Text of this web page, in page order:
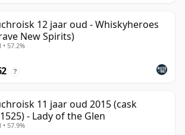
12 jaar oud - Whiskyheroes
New Spirits)
• 57.2%
?
11 jaar oud 2015 (cask
- Lady of the Glen
• 57.9%